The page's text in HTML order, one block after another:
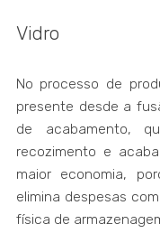
Vidro
No processo de
presente desde a
de acabamento,
recozimento e
maior economia,
elimina despesas
física de